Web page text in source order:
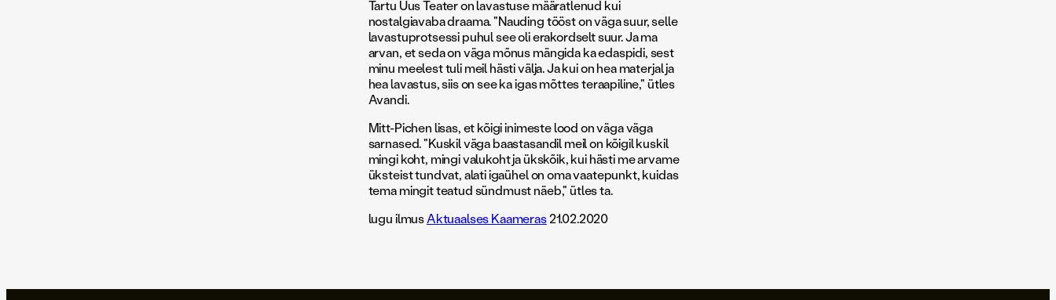
Tartu Uus Teater on lavastuse määratlenud kui
nostalgiavaba draama. "Nauding tööst on väga suur, selle
lavastuprotsessi puhul see oli erakordselt suur. Ja ma
arvan, et seda on väga mõnus mängida ka edaspidi, sest
minu meelest tuli meil hästi välja. Ja kui on hea materjal ja
hea lavastus, siis on see ka igas mõttes teraapiline," ütles
Avandi.
Mitt-Pichen lisas, et kõigi inimeste lood on väga väga
sarnased. "Kuskil väga baastasandil meil on kõigil kuskil
mingi koht, mingi valukoht ja ükskõik, kui hästi me arvame
üksteist tundvat, alati igaühel on oma vaatepunkt, kuidas
tema mingit teatud sündmust näeb," ütles ta.
lugu ilmusAktuaalses Kaameras21.02.2020